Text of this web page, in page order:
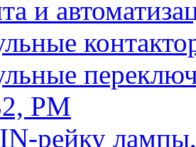
и
РМ
рейку